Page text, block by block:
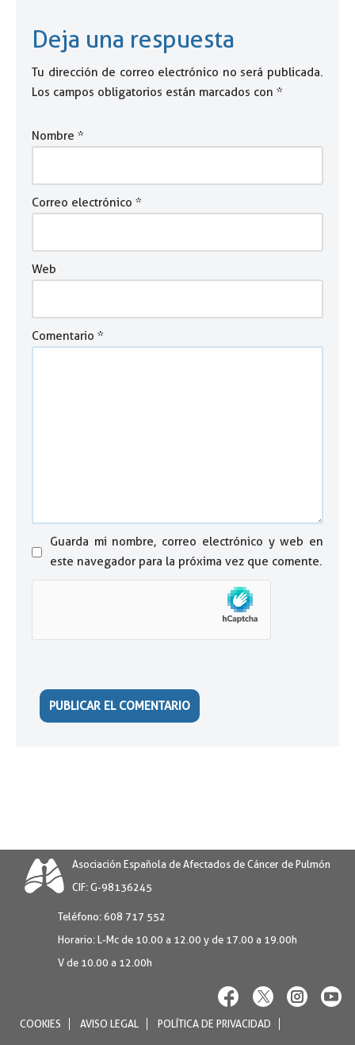
Deja una respuesta
Tu dirección de correo electrónico no será publicada.
Los campos obligatorios están marcados con *
Nombre *
Correo electrónico *
Web
Comentario *
Guarda mi nombre, correo electrónico y web en
este navegador para la próxima vez que comente.
Asociación Española de Afectados de Cáncer de Pulmón
CIF: G-98136245
Teléfono: 608 717 552
Horario: L-Mc de 10.00 a 12.00 y de 17.00 a 19.00h
V de 10.00 a 12.00h
COOKIES AVISO LEGAL POLÍTICA DE PRIVACIDAD